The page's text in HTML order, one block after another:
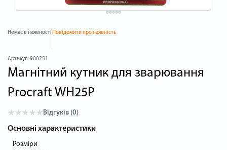
Немає в наявності Повідомити про наявність
Артикул:900251
Магнітний кутник для зварювання
Procraft WH25P
Відгуків (0)
Основні характеристики
Розміри